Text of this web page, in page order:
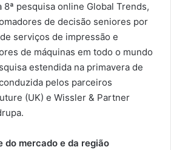
8ª pesquisa online Global Trends,
de decisão seniores por
serviços de impressão e
de máquinas em todo o mundo
estendida na primavera de
pelos parceiros
(UK) e Wissler & Partner
do mercado e da região